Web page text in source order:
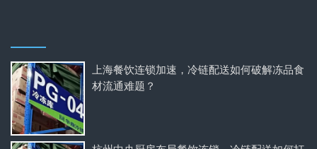
上海餐饮连锁加速，冷链配送如何破解冻品食
材流通难题？